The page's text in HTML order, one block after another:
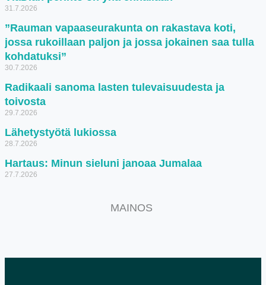
31.7.2026
”Rauman vapaaseurakunta on rakastava koti,
jossa rukoillaan paljon ja jossa jokainen saa tulla
kohdatuksi”
30.7.2026
Radikaali sanoma lasten tulevaisuudesta ja
toivosta
29.7.2026
Lähetystyötä lukiossa
28.7.2026
Hartaus: Minun sieluni janoaa Jumalaa
27.7.2026
MAINOS